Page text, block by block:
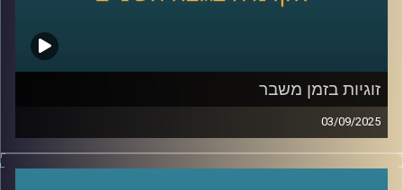
זוגיות בזמן משבר
03/09/2025
בשנים האחרונות נדמה שהחיים בוחנים אותנו שוב ושוב,
מגפה עולמית, משברים כלכליים, מציאות ביטחונית לא יציבה,